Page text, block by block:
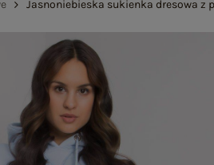
Jasnoniebieska sukienka dresowa z